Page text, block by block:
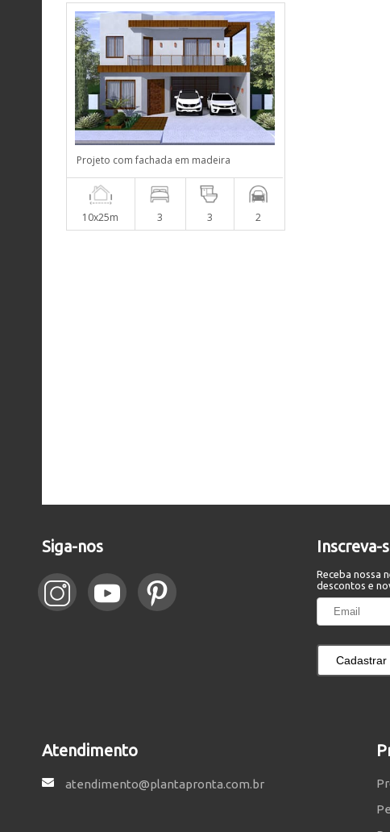
Projeto com fachada em madeira
10x25m 3 3 2
Siga-nos Inscreva-
Receba nossa
descontos e
Cadastrar
Atendimento
atendimento@plantapronta.com.br